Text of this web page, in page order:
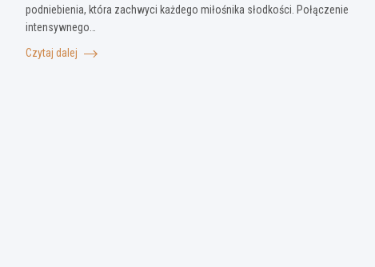
podniebienia, która zachwyci każdego miłośnika słodkości. Połączenie
intensywnego…
Czytaj dalej